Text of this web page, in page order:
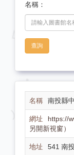
名稱：
查詢
南投縣
https://
另開新視窗）
541 南